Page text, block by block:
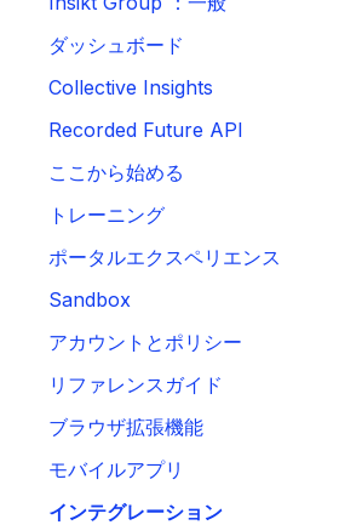
ダッシュボード
Collective Insights
Recorded Future API
ここから始める
トレーニング
ポータルエクスペリエンス
Sandbox
アカウントとポリシー
リファレンスガイド
ブラウザ拡張機能
モバイルアプリ
インテグレーション